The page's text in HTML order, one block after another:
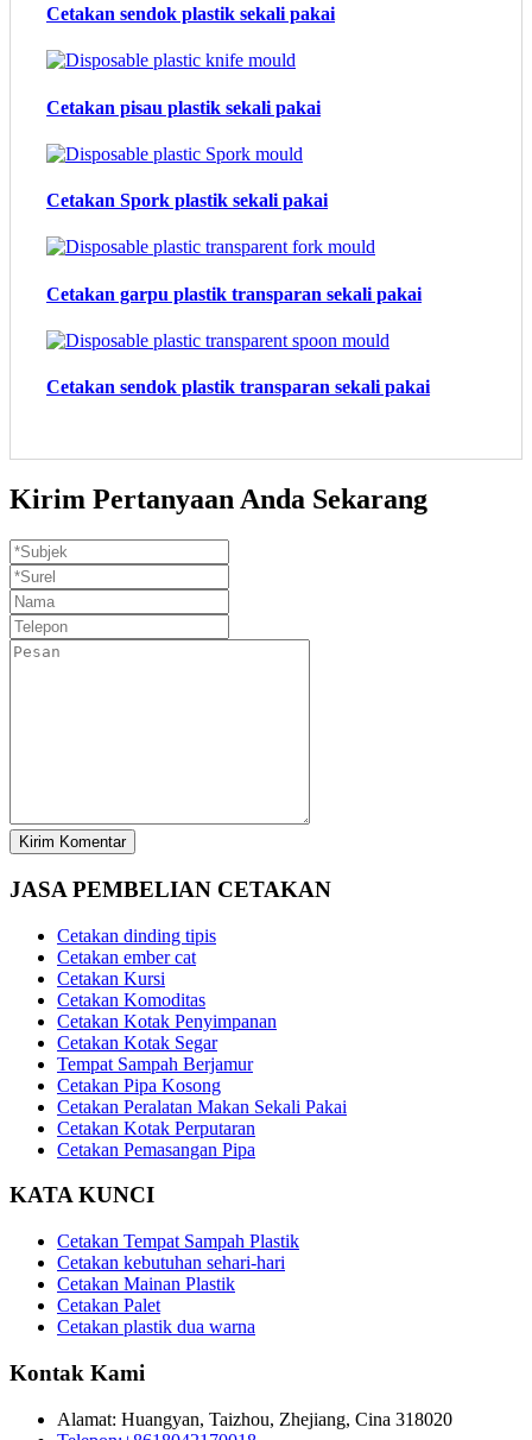
Cetakan sendok plastik sekali pakai
Cetakan pisau plastik sekali pakai
Cetakan Spork plastik sekali pakai
Cetakan garpu plastik transparan sekali pakai
Cetakan sendok plastik transparan sekali pakai
Kirim Pertanyaan Anda Sekarang
Kirim Komentar
JASA PEMBELIAN CETAKAN
Cetakan dinding tipis
Cetakan ember cat
Cetakan Kursi
Cetakan Komoditas
Cetakan Kotak Penyimpanan
Cetakan Kotak Segar
Tempat Sampah Berjamur
Cetakan Pipa Kosong
Cetakan Peralatan Makan Sekali Pakai
Cetakan Kotak Perputaran
Cetakan Pemasangan Pipa
KATA KUNCI
Cetakan Tempat Sampah Plastik
Cetakan kebutuhan sehari-hari
Cetakan Mainan Plastik
Cetakan Palet
Cetakan plastik dua warna
Kontak Kami
Alamat: Huangyan, Taizhou, Zhejiang, Cina 318020